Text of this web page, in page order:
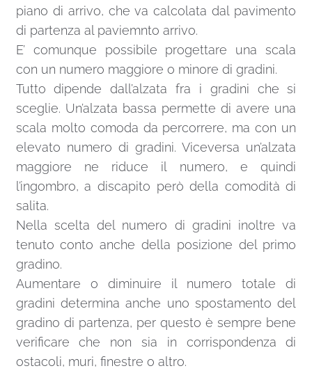
piano di arrivo, che va calcolata dal pavimento
di partenza al paviemnto arrivo.
E’ comunque possibile progettare una scala
con un numero maggiore o minore di gradini.
Tutto dipende dall’alzata fra i gradini che si
sceglie. Un’alzata bassa permette di avere una
scala molto comoda da percorrere, ma con un
elevato numero di gradini. Viceversa un’alzata
maggiore ne riduce il numero, e quindi
l’ingombro, a discapito però della comodità di
salita.
Nella scelta del numero di gradini inoltre va
tenuto conto anche della posizione del primo
gradino.
Aumentare o diminuire il numero totale di
gradini determina anche uno spostamento del
gradino di partenza, per questo è sempre bene
verificare che non sia in corrispondenza di
ostacoli, muri, finestre o altro.